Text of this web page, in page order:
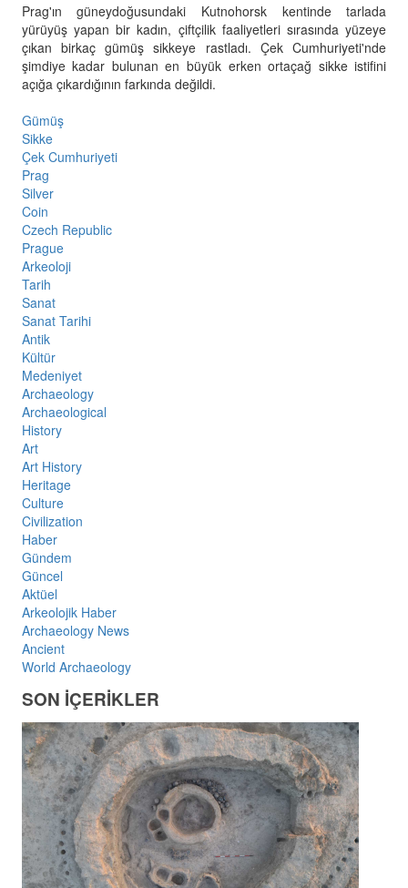
Prag'ın güneydoğusundaki Kutnohorsk kentinde tarlada
yürüyüş yapan bir kadın, çiftçilik faaliyetleri sırasında yüzeye
çıkan birkaç gümüş sikkeye rastladı. Çek Cumhuriyeti'nde
şimdiye kadar bulunan en büyük erken ortaçağ sikke istifini
açığa çıkardığının farkında değildi.
Gümüş
Sikke
Çek Cumhuriyeti
Prag
Silver
Coin
Czech Republic
Prague
Arkeoloji
Tarih
Sanat
Sanat Tarihi
Antik
Kültür
Medeniyet
Archaeology
Archaeological
History
Art
Art History
Heritage
Culture
Civilization
Haber
Gündem
Güncel
Aktüel
Arkeolojik Haber
Archaeology News
Ancient
World Archaeology
SON İÇERİKLER